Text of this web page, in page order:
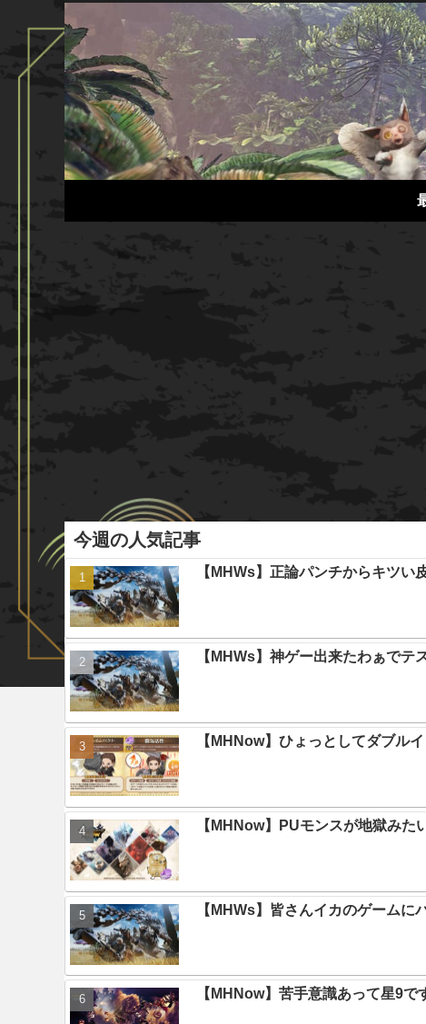
今週の人気記事
【MHWs】正論パンチからキツ
【MHWs】神ゲー出来たわぁでテ
【MHNow】ひょっとしてダブル
【MHNow】PUモンスが地獄みた
【MHWs】皆さんイカのゲーム
【MHNow】苦手意識あって星9